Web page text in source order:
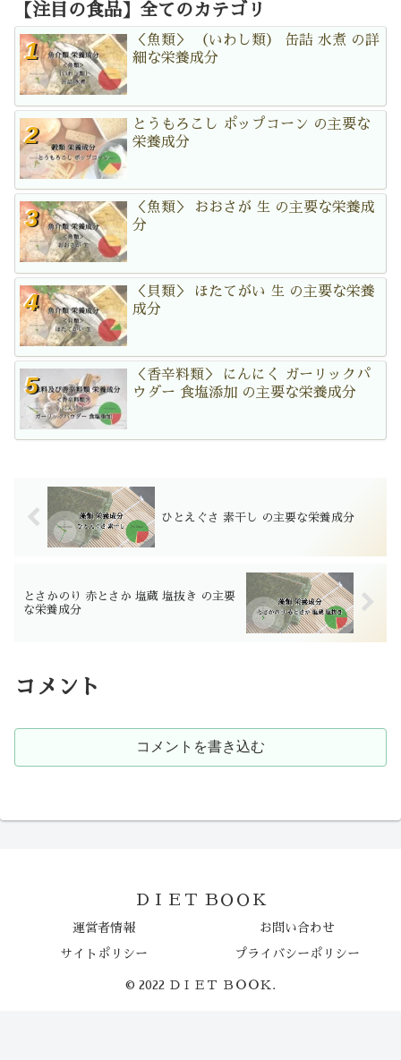
【注目の食品】全てのカテゴリ
＜魚類＞ （いわし類） 缶詰 水煮 の詳
細な栄養成分
とうもろこし ポップコーン の主要な
栄養成分
＜魚類＞ おおさが 生 の主要な栄養成
分
＜貝類＞ ほたてがい 生 の主要な栄養
成分
＜香辛料類＞ にんにく ガーリックパ
ウダー 食塩添加 の主要な栄養成分
ひとえぐさ 素干し の主要な栄養成分
とさかのり 赤とさか 塩蔵 塩抜き の主要
な栄養成分
コメント
コメントを書き込む
ＤＩＥＴ ＢＯＯＫ
運営者情報 お問い合わせ
サイトポリシー プライバシーポリシー
© 2022 ＤＩＥＴ ＢＯＯＫ.